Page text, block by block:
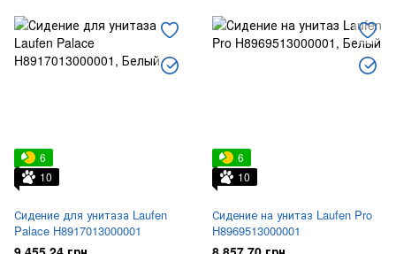
6
10
Сидение для унитаза Laufen
Palace H8917013000001
6
10
Сидение на унитаз Laufen Pro
H8969513000001